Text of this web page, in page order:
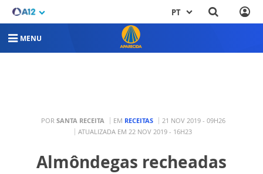
PT
MENU
POR SANTA RECEITA EM RECEITAS
21 NOV 2019 - 09H26
ATUALIZADA EM 22 NOV 2019 - 16H23
Almôndegas recheadas